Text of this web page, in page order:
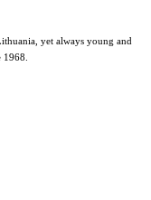
yet always young and